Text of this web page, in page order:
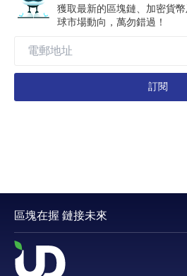
獲取最新的區塊鏈、加密貨
球市場動向，萬勿錯過！
訂閱
區塊在握 鏈接未來